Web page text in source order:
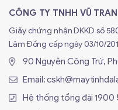
Thiết kế thông minh
Không gian rộng rãi
thông thoáng và
Lý do nên chọn
M-ATX
CÔNG TY TNHH VŨ
Giấy chứng nhận DKKD số
Lâm Đồng cấp ngày 03/10/
90 Nguyễn Công Trứ,
Email:
Hệ thống tổng đài1900